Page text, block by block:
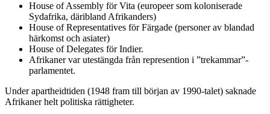
House of Assembly för Vita (europeer som koloniserade
Sydafrika, däribland Afrikanders)
House of Representatives för Färgade (personer av blandad
härkomst och asiater)
House of Delegates för Indier.
Afrikaner var utestängda från represention i ”trekammar”-
parlamentet.
Under apartheidtiden (1948 fram till början av 1990-talet) saknade
Afrikaner helt politiska rättigheter.